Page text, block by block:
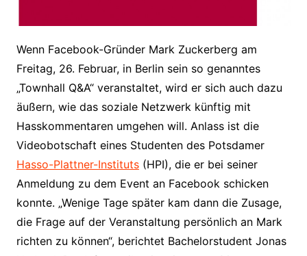
Wenn Facebook-Gründer Mark Zuckerberg am
Freitag, 26. Februar, in Berlin sein so genanntes
„Townhall Q&A“ veranstaltet, wird er sich auch dazu
äußern, wie das soziale Netzwerk künftig mit
Hasskommentaren umgehen will. Anlass ist die
Videobotschaft eines Studenten des Potsdamer
Hasso-Plattner-Instituts(HPI), die er bei seiner
Anmeldung zu dem Event an Facebook schicken
konnte. „Wenige Tage später kam dann die Zusage,
die Frage auf der Veranstaltung persönlich an Mark
richten zu können“, berichtet Bachelorstudent Jonas